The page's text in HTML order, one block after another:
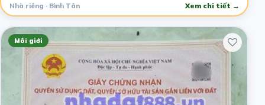
Nhà riêng · Bình Tân Xem chi tiết →
Môi giới